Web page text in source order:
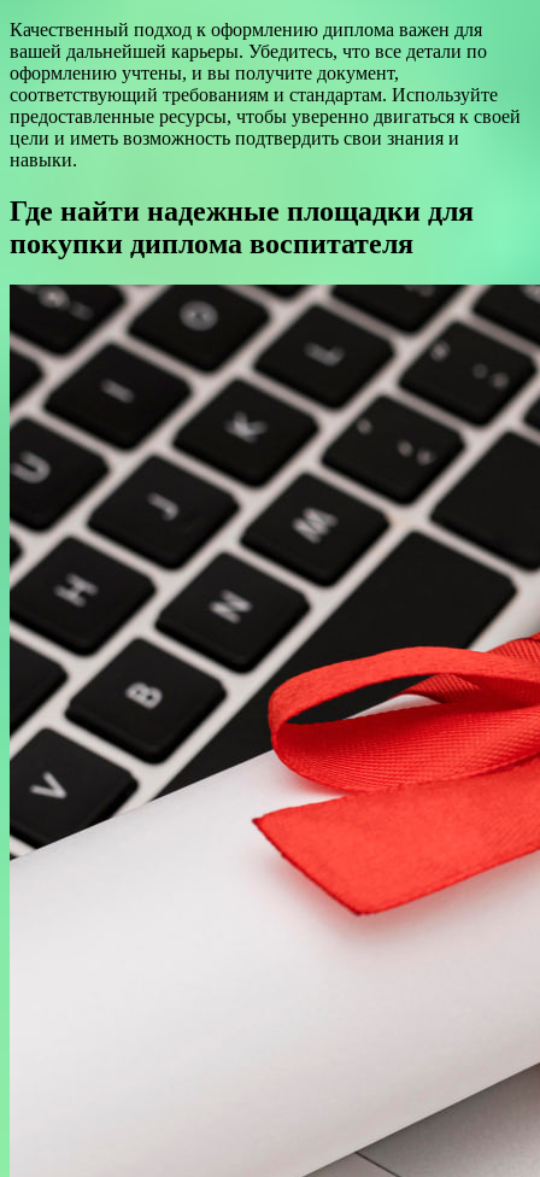
Качественный подход к оформлению диплома важен для
вашей дальнейшей карьеры. Убедитесь, что все детали по
оформлению учтены, и вы получите документ,
соответствующий требованиям и стандартам. Используйте
предоставленные ресурсы, чтобы уверенно двигаться к своей
цели и иметь возможность подтвердить свои знания и
навыки.
Где найти надежные площадки для
покупки диплома воспитателя